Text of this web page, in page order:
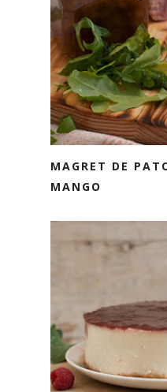
MAGRET DE
MANGO